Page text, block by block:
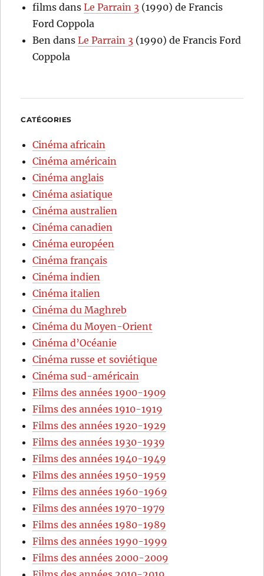
films dansLe Parrain 3 (1990) de Francis
Ford Coppola
Ben dansLe Parrain 3 (1990) de Francis Ford
Coppola
CATÉGORIES
Cinéma africain
Cinéma américain
Cinéma anglais
Cinéma asiatique
Cinéma australien
Cinéma canadien
Cinéma européen
Cinéma français
Cinéma indien
Cinéma italien
Cinéma du Maghreb
Cinéma du Moyen-Orient
Cinéma d’Océanie
Cinéma russe et soviétique
Cinéma sud-américain
Films des années 1900-1909
Films des années 1910-1919
Films des années 1920-1929
Films des années 1930-1939
Films des années 1940-1949
Films des années 1950-1959
Films des années 1960-1969
Films des années 1970-1979
Films des années 1980-1989
Films des années 1990-1999
Films des années 2000-2009